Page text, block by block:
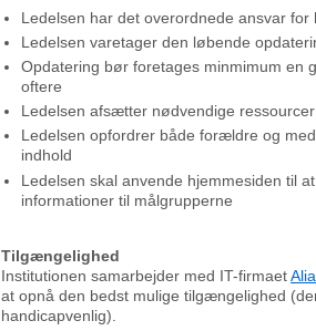
Ledelsen har det overordnede ansvar
Ledelsen varetager den løbende
Opdatering bør foretages minmimum en
oftere
Ledelsen afsætter nødvendige
Ledelsen opfordrer både forældre og
indhold
Ledelsen skal anvende hjemmesiden til
informationer til målgrupperne
Tilgængelighed
Institutionen samarbejder med IT-firmaetAlia
at opnå den bedst mulige tilgængelighed
handicapvenlig).